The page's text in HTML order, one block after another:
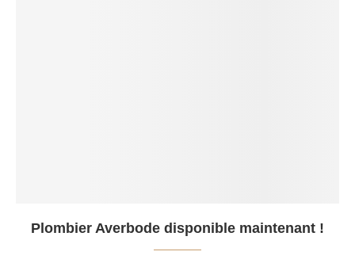
Plombier Averbode disponible maintenant !